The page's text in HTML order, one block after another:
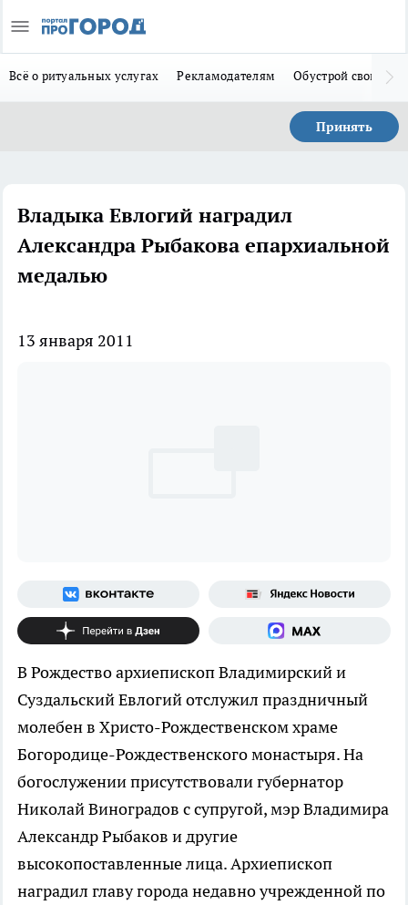
Всё о ритуальных услугах Рекламодателям Обустрой свой дом
Принять
Владыка Евлогий наградил
Александра Рыбакова епархиальной
медалью
13 января 2011
В Рождество архиепископ Владимирский и
Суздальский Евлогий отслужил праздничный
молебен в Христо-Рождественском храме
Богородице-Рождественского монастыря. На
богослужении присутствовали губернатор
Николай Виноградов с супругой, мэр Владимира
Александр Рыбаков и другие
высокопоставленные лица. Архиепископ
наградил главу города недавно учрежденной по